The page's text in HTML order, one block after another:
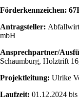
Förderkennzeichen:
Antragsteller:
mbH
Ansprechpartner/
Schaumburg, Holztrift
Projektleitung: Ulrike
Laufzeit: 01.12.2024